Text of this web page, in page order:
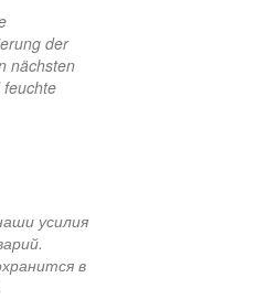
der
nächsten
feuchte
усилия
в